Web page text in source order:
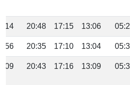
13:06
17:15
20:48
13:04
17:10
20:35
13:09
17:16
20:43